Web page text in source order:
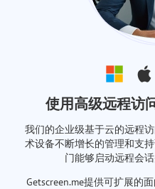
使用高级远程访
我们的企业级基于云的远程
术设备不断增长的管理和支
门能够启动远程会
Getscreen.me提供可扩展的